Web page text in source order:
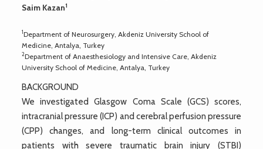
Saim Kazan1
1Department of Neurosurgery, Akdeniz University School of
Medicine, Antalya, Turkey
2Department of Anaesthesiology and Intensive Care, Akdeniz
University School of Medicine, Antalya, Turkey
BACKGROUND
We investigated Glasgow Coma Scale (GCS) scores,
intracranial pressure (ICP) and cerebral perfusion pressure
(CPP) changes, and long-term clinical outcomes in
patients with severe traumatic brain injury (STBI)